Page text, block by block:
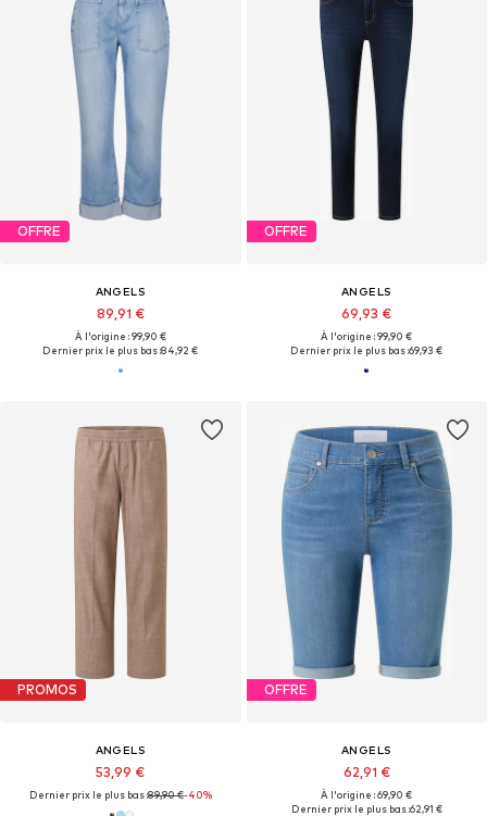
OFFRE
ANGELS
89,91 €
À l'origine : 99,90 €
Dernier prix le plus bas :84,92 €
OFFRE
ANGELS
69,93 €
À l'origine : 99,90 €
Dernier prix le plus bas :69,93 €
PROMOS
ANGELS
53,99 €
Dernier prix le plus bas :89,90 €-40%
OFFRE
ANGELS
62,91 €
À l'origine : 69,90 €
Dernier prix le plus bas :62,91 €